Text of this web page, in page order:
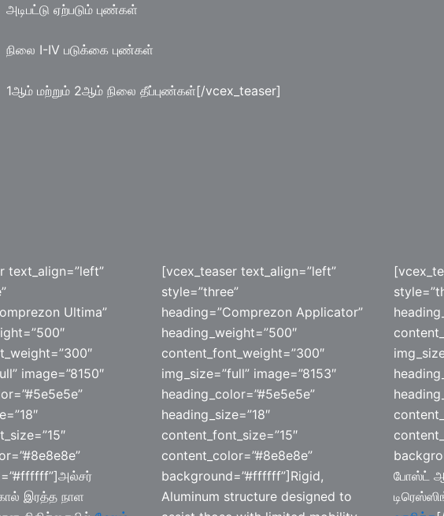
அடிபட்டு ஏற்படும் புண்கள்
நிலை I-IV படுக்கை புண்கள்
1ஆம் மற்றும் 2ஆம் நிலை தீப்புண்கள்[/vcex_teaser]
text_align=”left”
Ultima”
image=”8150″
இரத்த நாள
[vcex_teaser text_align=”left”
style=”three”
heading=”Comprezon Applicator”
heading_weight=”500″
content_font_weight=”300″
img_size=”full” image=”8153″
heading_color=”#5e5e5e”
heading_size=”18″
content_font_size=”15″
content_color=”#8e8e8e”
background=”#ffffff”]Rigid,
Aluminum structure designed to
போஸ்ட்